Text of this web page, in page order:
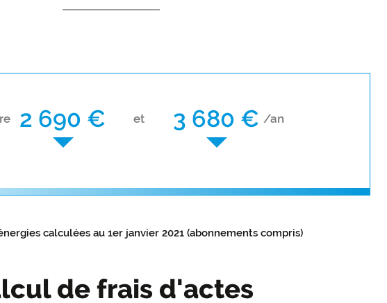
2 690 € et 3 680 € /an
calculées au 1er janvier 2021 (abonnements compris)
de frais d'actes